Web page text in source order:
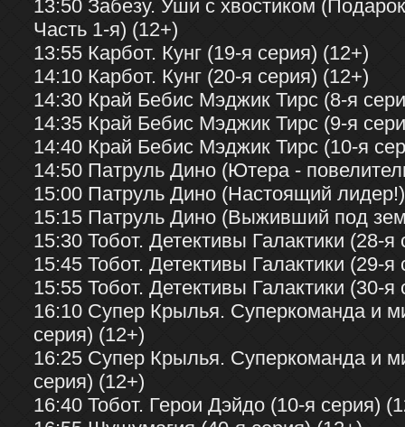
13:50 Забезу. Уши с хвостиком
Часть 1-я) (12+)
13:55 Карбот. Кунг (19-я серия) (12+)
14:10 Карбот. Кунг (20-я серия) (12+)
14:30 Край Бебис Мэджик Тирс (8-я
14:35 Край Бебис Мэджик Тирс (9-я
14:40 Край Бебис Мэджик Тирс (10-я
14:50 Патруль Дино (Ютера -
15:00 Патруль Дино (Настоящий
15:15 Патруль Дино (Выживший под
15:30 Тобот. Детективы Галактики (28-я
15:45 Тобот. Детективы Галактики (29-я
15:55 Тобот. Детективы Галактики (30-я
16:10 Супер Крылья. Суперкоманда и
серия) (12+)
16:25 Супер Крылья. Суперкоманда и
серия) (12+)
16:40 Тобот. Герои Дэйдо (10-я серия)